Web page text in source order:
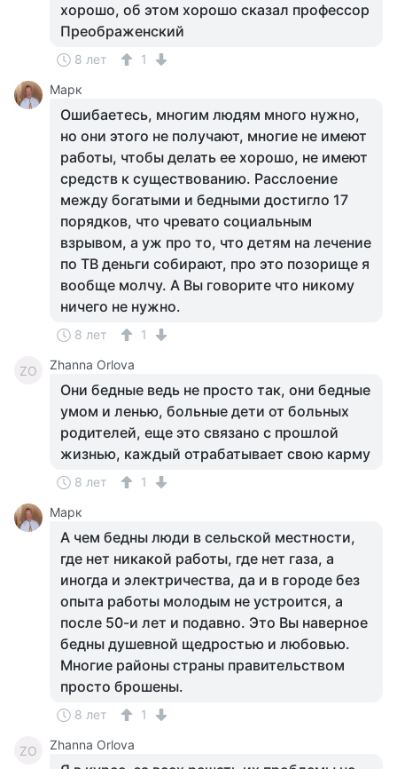
хорошо, об этом хорошо сказал профессор
Преображенский
8 лет
1
Марк
Ошибаетесь, многим людям много нужно,
но они этого не получают, многие не имеют
работы, чтобы делать ее хорошо, не имеют
средств к существованию. Расслоение
между богатыми и бедными достигло 17
порядков, что чревато социальным
взрывом, а уж про то, что детям на лечение
по ТВ деньги собирают, про это позорище я
вообще молчу. А Вы говорите что никому
ничего не нужно.
8 лет 1
ZO Zhanna Orlova
Они бедные ведь не просто так, они бедные
умом и ленью, больные дети от больных
родителей, еще это связано с прошлой
жизнью, каждый отрабатывает свою карму
8 лет
1
Марк
А чем бедны люди в сельской местности,
где нет никакой работы, где нет газа, а
иногда и электричества, да и в городе без
опыта работы молодым не устроится, а
после 50-и лет и подавно. Это Вы наверное
бедны душевной щедростью и любовью.
Многие районы страны правительством
просто брошены.
8 лет 1
ZO Zhanna Orlova